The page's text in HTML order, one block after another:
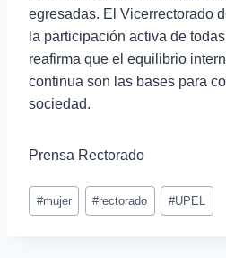
egresadas. El Vicerrectorado
la participación activa de
reafirma que el equilibrio
continua son las bases para
sociedad.
Prensa Rectorado
#mujer #rectorado #UPEL